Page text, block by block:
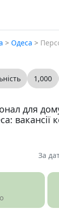
> Одеса >
1,000
для
вакансії
0
За